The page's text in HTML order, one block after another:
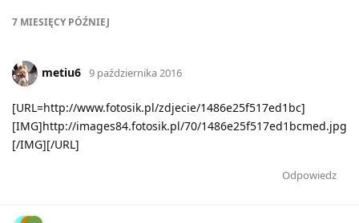
7 MIESIĘCYPÓŹNIEJ
metiu6 9 października 2016
[URL=http://www.fotosik.pl/zdjecie/1486e25f517ed1bc]
[IMG]http://images84.fotosik.pl/70/1486e25f517ed1bcmed.jpg
[/IMG][/URL]
Odpowiedz